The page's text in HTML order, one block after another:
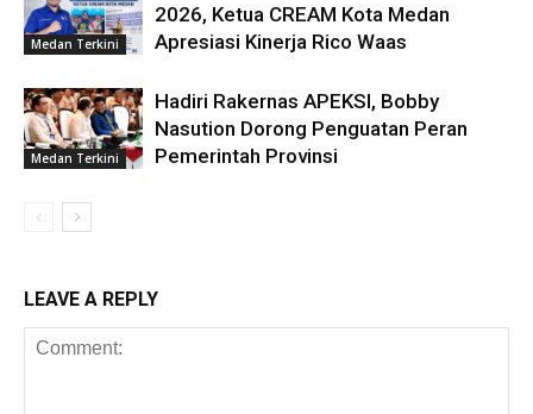
Medan Terkini
2026, Ketua CREAM Kota Medan
Apresiasi Kinerja Rico Waas
Medan Terkini
Hadiri Rakernas APEKSI, Bobby
Nasution Dorong Penguatan Peran
Pemerintah Provinsi
LEAVE A REPLY